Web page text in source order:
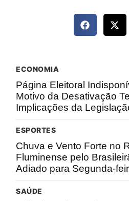
ECONOMIA
Página Eleitoral
Motivo da Desativação
Implicações da
ESPORTES
Chuva e Vento Forte no
Fluminense pelo
Adiado para Segunda-
SAÚDE